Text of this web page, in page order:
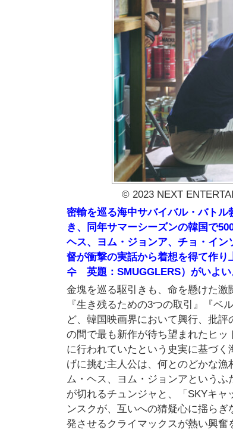
© 2023 NEXT
密輸を巡る海中サバイバル・バト
き、同年サマーシーズンの韓国で
ヘス、ヨム・ジョンア、チョ・イ
督が衝撃の実話から着想を得て作
수 英題：SMUGGLERS）がいよい
金塊を巡る駆引きも、命を懸けた
『生き残るための3つの取引』『
ど、韓国映画界において興行、批
の間で最も新作が待ち望まれたヒ
に行われていたという史実に基づ
げに挑む主人公は、何とのどかな
ム・ヘス、ヨム・ジョンアという
が切れるチュンジャと、「SKYキ
ンスクが、互いへの猜疑心に揺ら
発させるクライマックスが熱い興奮